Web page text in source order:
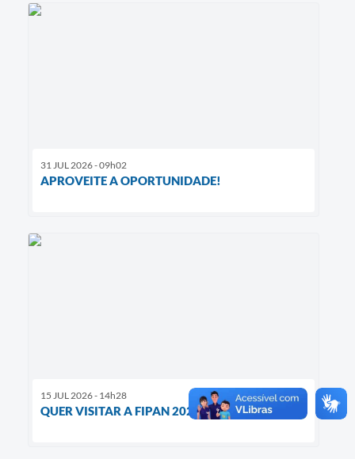
31 JUL 2026 - 09h02
APROVEITE A OPORTUNIDADE!
15 JUL 2026 - 14h28
QUER VISITAR A FIPAN 2026?